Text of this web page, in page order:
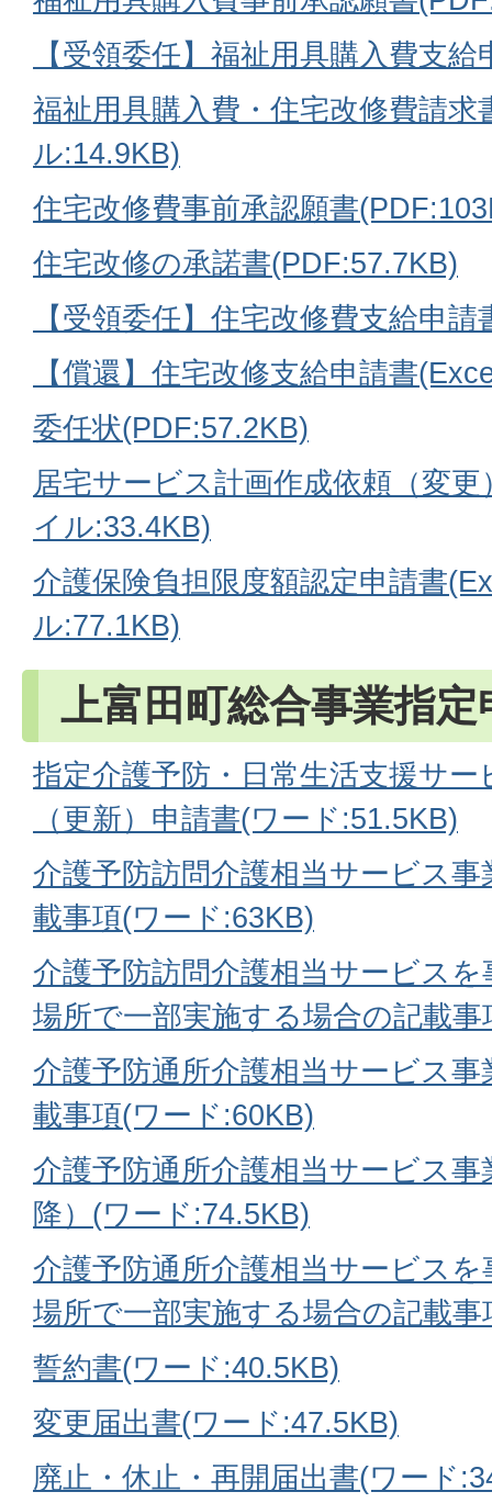
【受領委任】福祉用具購入費支
福祉用具購入費・住宅改修費請求
ル:14.9KB)
住宅改修費事前承認願書
住宅改修の承諾書(PDF:57.7KB)
【受領委任】 住宅改修費支給申請
【償還】住宅改修支給申請書
委任状(PDF:57.2KB)
居宅サービス計画作成依頼（変
イル:33.4KB)
介護保険負担限度額認定申請書
ル:77.1KB)
上富田町総合事業指定
指定介護予防・日常生活支援サ
（更新）申請書(ワード:51.5KB)
介護予防訪問介護相当サービス
載事項(ワード:63KB)
介護予防訪問介護相当サービス
場所で一部実施する場合の記載
介護予防通所介護相当サービス
載事項(ワード:60KB)
介護予防通所介護相当サービス事
降）(ワード:74.5KB)
介護予防通所介護相当サービス
場所で一部実施する場合の記載
誓約書(ワード:40.5KB)
変更届出書(ワード:47.5KB)
廃止・休止・再開届出書(ワード